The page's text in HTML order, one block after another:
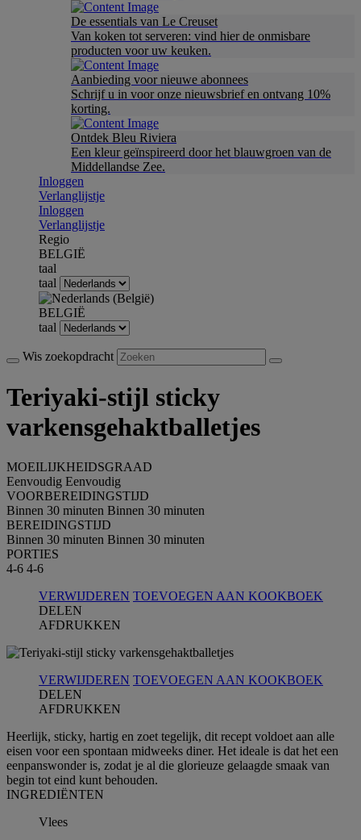
De essentials van Le Creuset
Van koken tot serveren: vind hier de onmisbare
producten voor uw keuken.
Aanbieding voor nieuwe abonnees
Schrijf u in voor onze nieuwsbrief en ontvang 10%
korting.
Ontdek Bleu Riviera
Een kleur geïnspireerd door het blauwgroen van de
Middellandse Zee.
Inloggen
Verlanglijstje
Inloggen
Verlanglijstje
Regio
BELGIË
taal
taal
BELGIË
taal
Wis zoekopdracht
Teriyaki-stijl sticky
varkensgehaktballetjes
MOEILIJKHEIDSGRAAD
Eenvoudig Eenvoudig
VOORBEREIDINGSTIJD
Binnen 30 minuten Binnen 30 minuten
BEREIDINGSTIJD
Binnen 30 minuten Binnen 30 minuten
PORTIES
4-6 4-6
VERWIJDEREN TOEVOEGEN AAN KOOKBOEK
DELEN
AFDRUKKEN
VERWIJDEREN TOEVOEGEN AAN KOOKBOEK
DELEN
AFDRUKKEN
Heerlijk, sticky, hartig en zoet tegelijk, dit recept voldoet aan alle
eisen voor een spontaan midweeks diner. Het ideale is dat het een
eenpanswonder is, zodat je al die glorieuze gelaagde smaak van
begin tot eind kunt behouden.
INGREDIЁNTEN
Vlees